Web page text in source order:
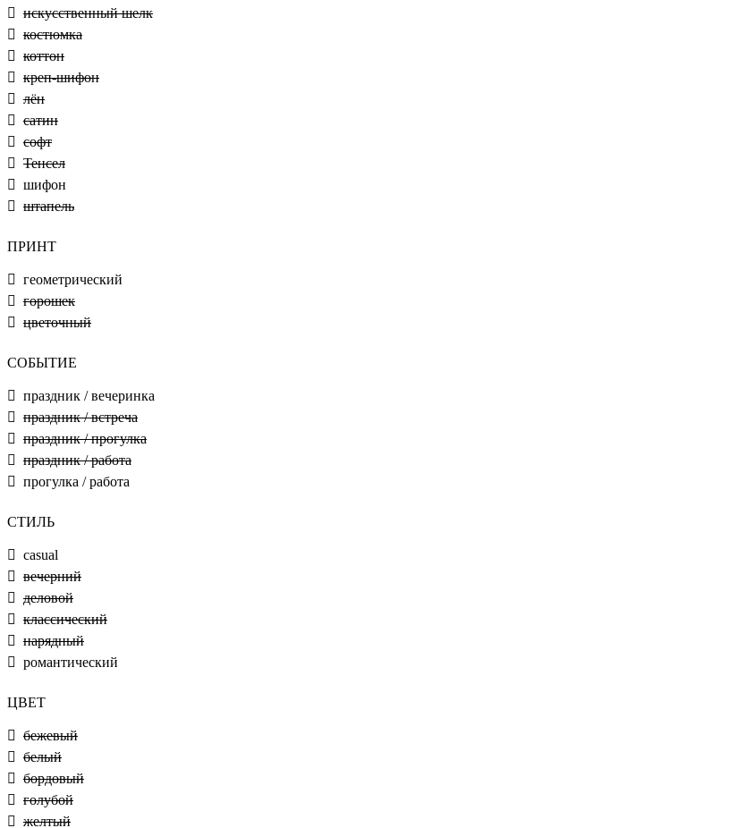
искусственный шелк
костюмка
коттон
креп-шифон
лён
сатин
софт
Тенсел
шифон
штапель
ПРИНТ
геометрический
горошек
цветочный
СОБЫТИЕ
праздник / вечеринка
праздник / встреча
праздник / прогулка
праздник / работа
прогулка / работа
СТИЛЬ
casual
вечерний
деловой
классический
нарядный
романтический
ЦВЕТ
бежевый
белый
бордовый
голубой
желтый